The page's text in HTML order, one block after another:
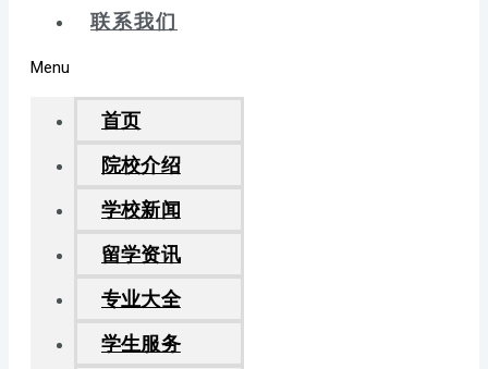
联系我们
Menu
首页
院校介绍
学校新闻
留学资讯
专业大全
学生服务